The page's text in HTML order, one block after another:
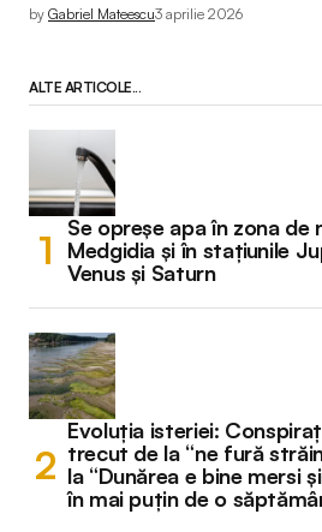
by Gabriel Mateescu3 aprilie 2026
ALTE ARTICOLE...
Se opreșe apa în zona de
Medgidia și în stațiunile
Venus și Saturn
Evoluția isteriei:
trecut de la “ne fură
la “Dunărea e bine mersi
în mai puțin de o